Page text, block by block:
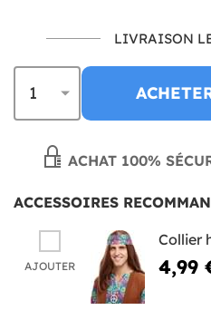
LIVRAISON
ACHAT 100%
ACCESSOIRES
AJOUTER
Collier
4,99